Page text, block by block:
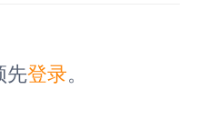
先登录。